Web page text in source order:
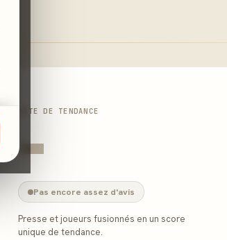
NOTE DE TENDANCE
-
Pas encore assez d'avis
Presse et joueurs fusionnés en un score
unique de tendance.